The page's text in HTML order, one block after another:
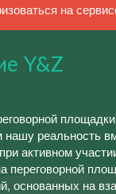
на
Y&Z
нашу
активном
переговорной
на